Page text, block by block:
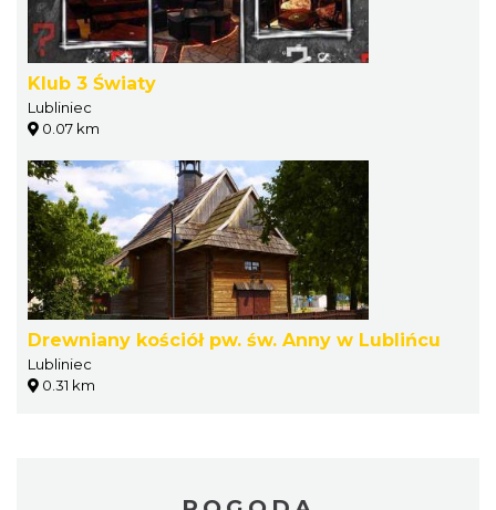
Klub 3 Światy
Lubliniec
0.07 km
Drewniany kościół pw. św. Anny w Lublińcu
Lubliniec
0.31 km